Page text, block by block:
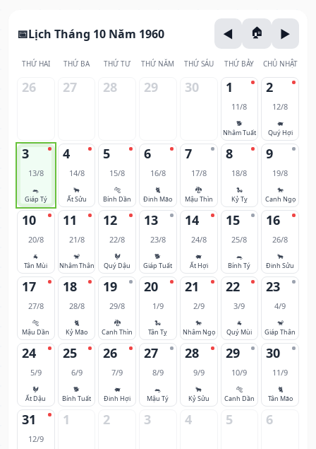
Lịch Tháng 10 Năm 1960
THỨ HAI THỨ BA THỨ TƯ THỨ NĂM THỨ SÁU THỨ BẢY CHỦ NHẬT
26 27 28 29 30 1
11/8
🐕
Nhâm Tuất
2
12/8
🐖
Quý Hợi
3
13/8
🐀
Giáp Tý
4
14/8
🐂
Ất Sửu
5
15/8
🐅
Bính Dần
6
16/8
🐈
Đinh Mão
7
17/8
🐉
Mậu Thìn
8
18/8
🐍
Kỷ Tỵ
9
19/8
🐎
Canh Ngọ
10
20/8
🐐
Tân Mùi
11
21/8
🐒
Nhâm Thân
12
22/8
🐓
Quý Dậu
13
23/8
🐕
Giáp Tuất
14
24/8
🐖
Ất Hợi
15
25/8
🐀
Bính Tý
16
26/8
🐂
Đinh Sửu
17
27/8
🐅
Mậu Dần
18
28/8
🐈
Kỷ Mão
19
29/8
🐉
Canh Thìn
20
1/9
🐍
Tân Tỵ
21
2/9
🐎
Nhâm Ngọ
22
3/9
🐐
Quý Mùi
23
4/9
🐒
Giáp Thân
24
5/9
🐓
Ất Dậu
25
6/9
🐕
Bính Tuất
26
7/9
🐖
Đinh Hợi
27
8/9
🐀
Mậu Tý
28
9/9
🐂
Kỷ Sửu
29
10/9
🐅
Canh Dần
30
11/9
🐈
Tân Mão
31
12/9
1 2 3 4 5 6